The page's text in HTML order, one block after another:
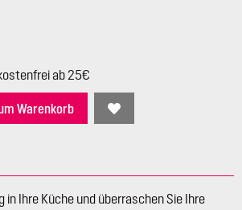
ab 25€
Warenkorb
in Ihre Küche und überraschen Sie Ihre